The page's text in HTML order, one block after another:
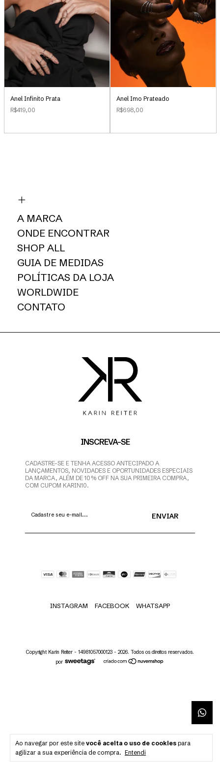
Ao navegar por este site você aceita o uso de cookies para
agilizar a sua experiência de compra. Entendi
Anel Infinito Prata
R$419,00
Anel Imo Prateado
R$698,00
A MARCA
ONDE ENCONTRAR
SHOP ALL
GUIA DE MEDIDAS
POLÍTICAS DA LOJA
WORLDWIDE
CONTATO
INSCREVA-SE
CADASTRE-SE E TENHA ACESSO ANTECIPADO A
LANÇAMENTOS, NOVIDADES E OPORTUNIDADES ESPECIAIS
DA MARCA, ALÉM DE 10% OFF NA SUA PRIMEIRA COMPRA,
COM CUPOM KARIN10.
INSTAGRAM FACEBOOK WHATSAPP
Copyright Karin Reiter - 14981057000123 - 2026. Todos os direitos reservados.
por